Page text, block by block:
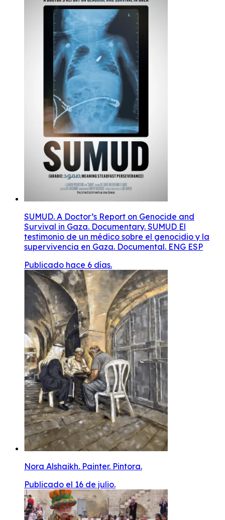
SUMUD. A Doctor’s Report on Genocide and
Survival in Gaza. Documentary. SUMUD El
testimonio de un médico sobre el genocidio y la
supervivencia en Gaza. Documental. ENG ESP
Publicado hace 6 días.
Nora Alshaikh. Painter. Pintora.
Publicado el 16 de julio.